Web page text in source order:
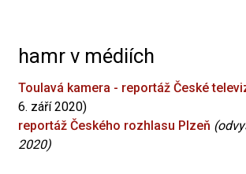
hamr v médiích
Toulavá kamera - reportáž České
6. září 2020)
reportáž Českého rozhlasu Plzeň
2020)